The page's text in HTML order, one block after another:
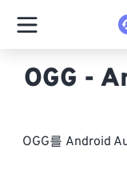
OGG -
OGG를 Android